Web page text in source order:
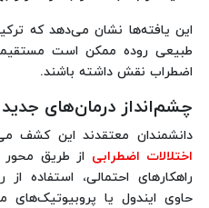
این یافته‌ها نشان می‌دهد که
طبیعی روده ممکن است
اضطراب نقش داشته باشند.
چشم‌انداز درمان‌های جدید
دانشمندان معتقدند این کشف
اختلالات اضطرابی از طریق محور
راهکارهای احتمالی، استفاده
حاوی ایندول یا